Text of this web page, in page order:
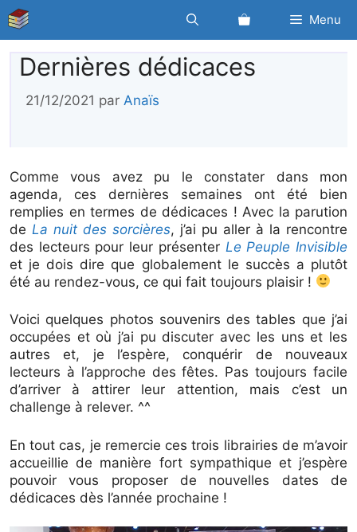
Aller
au
contenu
Menu
Dernières dédicaces
21/12/2021 par Anaïs
Comme vous avez pu le constater dans mon
agenda, ces dernières semaines ont été bien
remplies en termes de dédicaces ! Avec la parution
de La nuit des sorcières, j’ai pu aller à la rencontre
des lecteurs pour leur présenter Le Peuple Invisible
et je dois dire que globalement le succès a plutôt
été au rendez-vous, ce qui fait toujours plaisir !
Voici quelques photos souvenirs des tables que j’ai
occupées et où j’ai pu discuter avec les uns et les
autres et, je l’espère, conquérir de nouveaux
lecteurs à l’approche des fêtes. Pas toujours facile
d’arriver à attirer leur attention, mais c’est un
challenge à relever. ^^
En tout cas, je remercie ces trois librairies de m’avoir
accueillie de manière fort sympathique et j’espère
pouvoir vous proposer de nouvelles dates de
dédicaces dès l’année prochaine !